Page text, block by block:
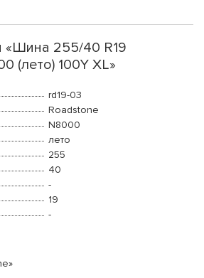
«Шина 255/40 R19
(лето) 100Y XL»
rd19-03
Roadstone
N8000
лето
255
40
-
19
-